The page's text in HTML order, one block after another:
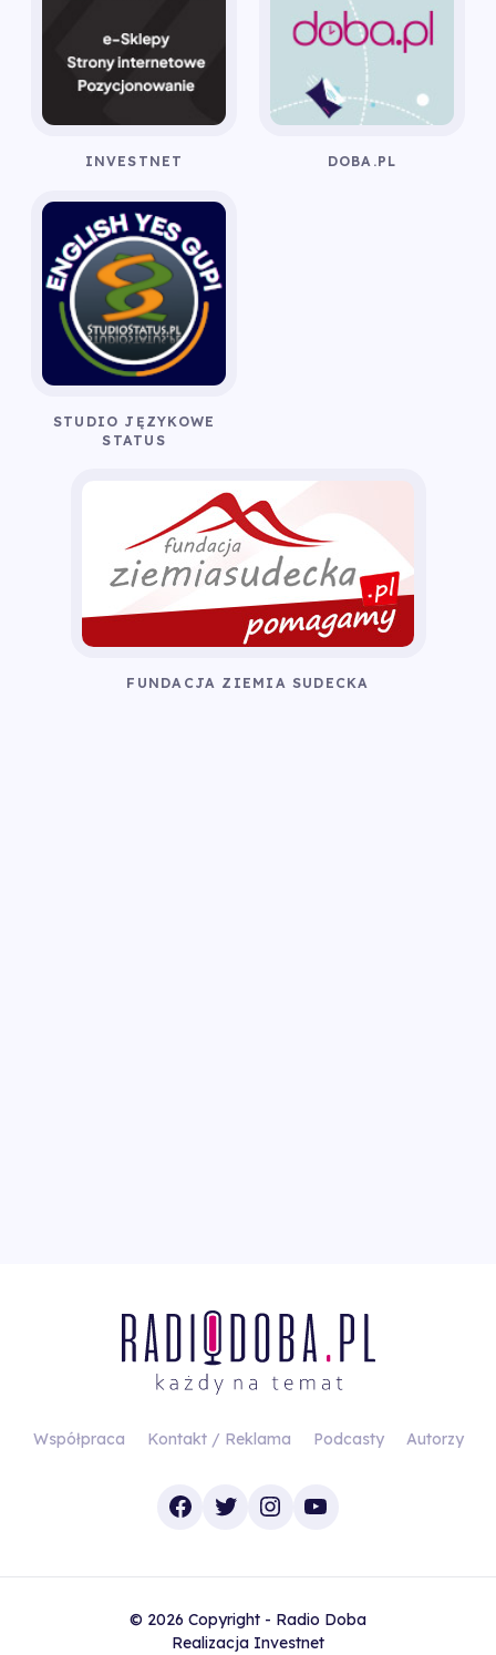
INVESTNET DOBA.PL
STUDIO JĘZYKOWE
STATUS
FUNDACJA ZIEMIA SUDECKA
Współpraca Kontakt / Reklama Podcasty Autorzy
Facebook
TwitterInstagram
YouTube
© 2026 Copyright - Radio Doba
Realizacja Investnet